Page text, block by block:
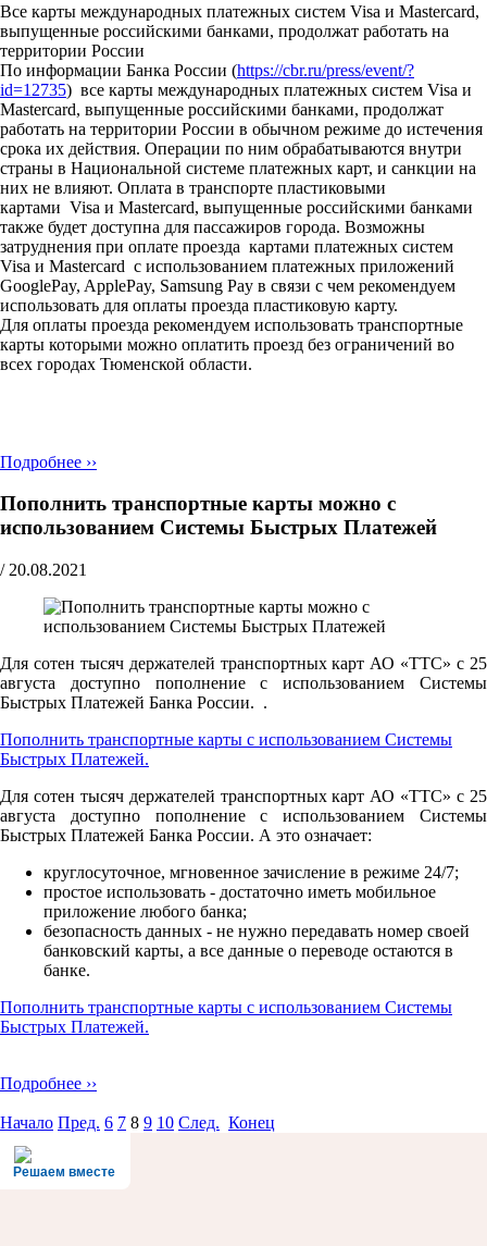
Все карты международных платежных систем Visa и Mastercard,
выпущенные российскими банками, продолжат работать на
территории России
По информации Банка России (https://cbr.ru/press/event/?
id=12735) все карты международных платежных систем Visa и
Mastercard, выпущенные российскими банками, продолжат
работать на территории России в обычном режиме до истечения
срока их действия. Операции по ним обрабатываются внутри
страны в Национальной системе платежных карт, и санкции на
них не влияют. Оплата в транспорте пластиковыми
картами Visa и Mastercard, выпущенные российскими банками
также будет доступна для пассажиров города. Возможны
затруднения при оплате проезда картами платежных систем
Visa и Mastercard с использованием платежных приложений
GooglePay, ApplePay, Samsung Pay в связи с чем рекомендуем
использовать для оплаты проезда пластиковую карту.
Для оплаты проезда рекомендуем использовать транспортные
карты которыми можно оплатить проезд без ограничений во
всех городах Тюменской области.
Подробнее ››
Пополнить транспортные карты можно с
использованием Системы Быстрых Платежей
/ 20.08.2021
Для сотен тысяч держателей транспортных карт АО «ТТС» с 25
августа доступно пополнение с использованием Системы
Быстрых Платежей Банка России. .
Пополнить транспортные карты с использованием Системы
Быстрых Платежей.
Для сотен тысяч держателей транспортных карт АО «ТТС» с 25
августа доступно пополнение с использованием Системы
Быстрых Платежей Банка России. А это означает:
круглосуточное, мгновенное зачисление в режиме 24/7;
простое использовать - достаточно иметь мобильное
приложение любого банка;
безопасноcть данных - не нужно передавать номер своей
банковский карты, а все данные о переводе остаются в
банке.
Пополнить транспортные карты с использованием Системы
Быстрых Платежей.
Подробнее ››
Начало Пред. 6 7 8 9 10 След. Конец
Решаем вместе